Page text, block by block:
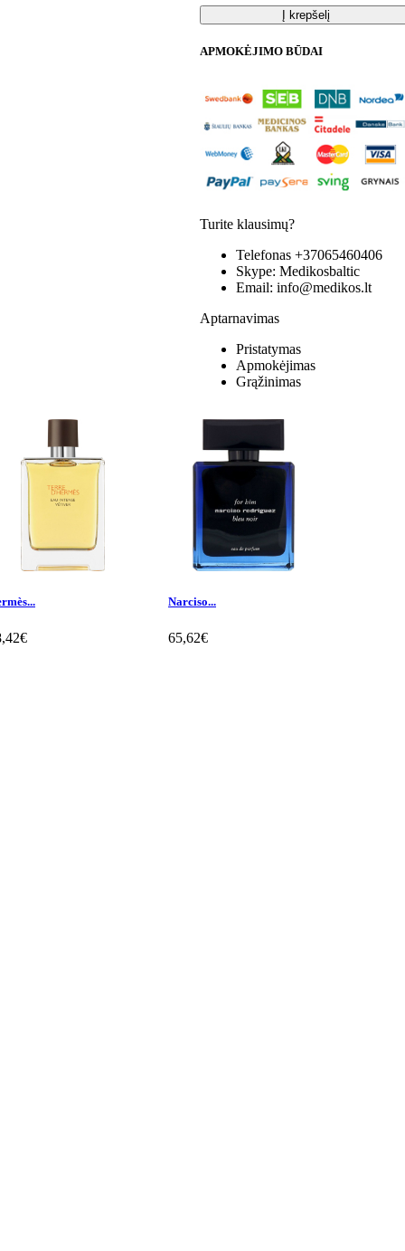
Į krepšelį
APMOKĖJIMO BŪDAI
Turite klausimų?
Telefonas +37065460406
Skype: Medikosbaltic
Email: info@medikos.lt
Aptarnavimas
Pristatymas
Apmokėjimas
Grąžinimas
Narciso...
65,62€